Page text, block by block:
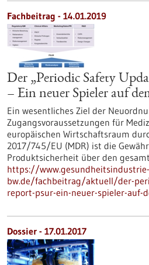
Fachbeitrag - 14.01.2019
Der „Periodic Safety
– Ein neuer Spieler auf
Ein wesentliches Ziel der
Zugangsvoraussetzungen für
europäischen Wirtschaftsraum
2017/745/EU (MDR) ist die
Produktsicherheit über den
https://www.gesundheitsindustrie-
bw.de/fachbeitrag/aktuell/der-
report-psur-ein-neuer-spieler-auf-
Dossier - 17.01.2017